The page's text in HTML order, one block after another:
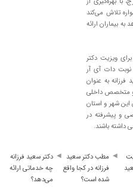
رو وصبور بودن دکتر
دکتری بااخلاق
.من سه ماهی بود که
۱۴۰۴/۱۰/۱۵
تلاش می‌کند
بیماران ارائه
ویزیت دکتر
نوبت دات آی آر
به عنوان
متخصص داخلی
این شهر و استان
و پیشرفته در
داشته باشند.
مطب دکتر سعید
فرزانه در کجا واقع
شده است؟
دکتر سعید فرزانه
چه خدماتی ارائه
می‌دهد؟